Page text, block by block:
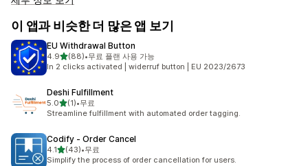
이 앱과 비슷한 더 많은 앱 보기
EU Withdrawal Button
4.9별 5개 중
(88)
총 리뷰 88개
•무료 플랜 사용 가능
In 2 clicks activated | widerruf button | EU 2023/2673
Deshi Fulfillment
5.0별 5개 중
(1)
총 리뷰 1개
•무료
Streamline fulfillment with automated order tagging.
Codify ‑ Order Cancel
4.1별 5개 중
(43)
총 리뷰 43개
•무료
Simplify the process of order cancellation for users.